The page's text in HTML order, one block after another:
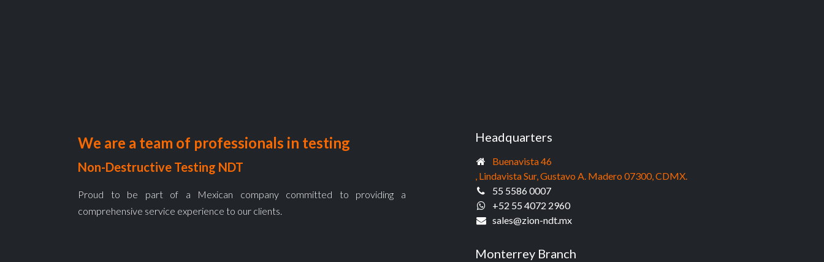
We are a team of professionals in testing
Non-Destructive Testing NDT
Proud to be part of a Mexican company committed to providing a
comprehensive service experience to our clients.
Headquarters
Buenavista 46
, Lindavista Sur, Gustavo A. Madero 07300, CDMX.
55 5586 0007
+52 55 4072 2960
sales@zion-ndt.mx
Monterrey Branch